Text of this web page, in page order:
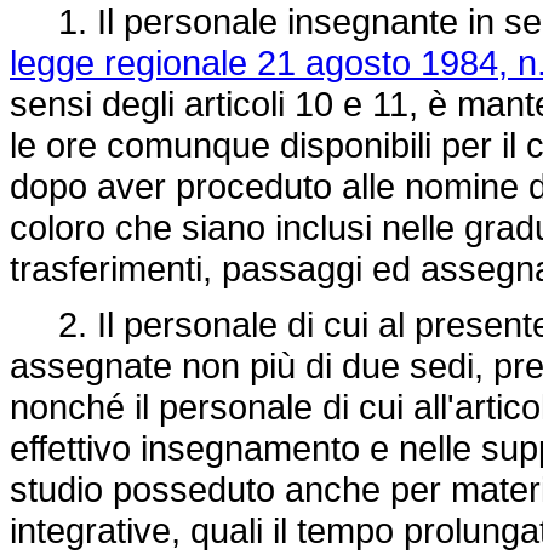
1. Il personale insegnante in
legge regionale 21 agosto 1984,
sensi degli articoli 10 e 11, è
le ore comunque disponibili per il
dopo aver proceduto alle nomine
coloro che siano inclusi nelle
trasferimenti, passaggi ed
2. Il personale di cui al
assegnate non più di due sedi,
nonché il personale di cui
effettivo insegnamento e nelle
studio posseduto anche per
integrative, quali il tempo